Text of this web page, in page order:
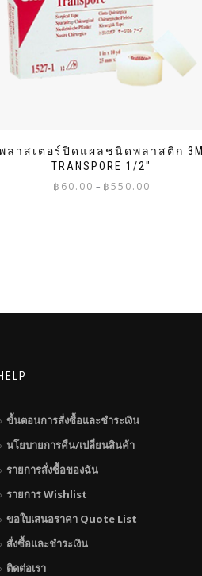
ลาสเตอร์ปิดแผลชนิดพลาสติก 3M
TRANSPORE 1/2″
฿ 60.00 – ฿550.00
HELP
ขั้นตอนการสั่งซื้อและชำระเงิน
นโยบายการคืน/เปลี่ยนสินค้า
รายการสั่งซื้อของฉัน
รายการ Wishlist
ขอใบเสนอราคา Quote List
สั่งซื้อและชำระเงิน
ติดต่อเรา